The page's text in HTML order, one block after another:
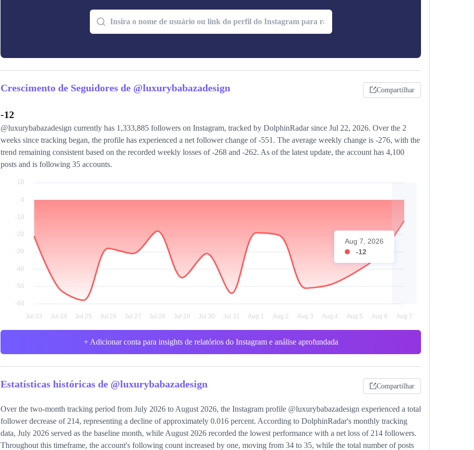
Crescimento de Seguidores de @luxurybabazadesign Compartilhar
-12
@luxurybabazadesign currently has 1,333,885 followers on Instagram, tracked by DolphinRadar since Jul 22, 2026. Over the 2
weeks since tracking began, the profile has experienced a net follower change of -551. The average weekly change is -276, with the
trend remaining consistent based on the recorded weekly losses of -268 and -262. As of the latest update, the account has 4,100
posts and is following 35 accounts.
Aug 7, 2026
-12
+ Adicionar conta para insights de relatórios do Instagram e análise aprofundada
Estatísticas históricas de @luxurybabazadesign Compartilhar
Over the two-month tracking period from July 2026 to August 2026, the Instagram profile @luxurybabazadesign experienced a total
follower decrease of 214, representing a decline of approximately 0.016 percent. According to DolphinRadar's monthly tracking
data, July 2026 served as the baseline month, while August 2026 recorded the lowest performance with a net loss of 214 followers.
Throughout this timeframe, the account's following count increased by one, moving from 34 to 35, while the total number of posts